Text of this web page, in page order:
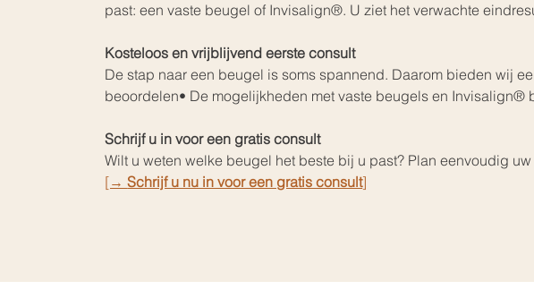
past: een vaste beugel of Invisalign®. U ziet het verwachte
Kosteloos en vrijblijvend eerste consult
De stap naar een beugel is soms spannend. Daarom bieden wij
beoordelen• De mogelijkheden met vaste beugels en Invisalign®
Schrijf u in voor een gratis consult
Wilt u weten welke beugel het beste bij u past? Plan eenvoudig
[→ Schrijf u nu in voor een gratis consult]